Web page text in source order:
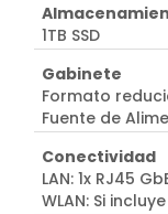
1TB SSD
Gabinete
Formato
Fuente de
Conectividad
LAN: 1x RJ45
WLAN: Si incluye